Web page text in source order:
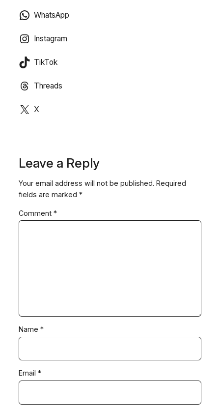
WhatsApp
Instagram
TikTok
Threads
X
Leave a Reply
Your email address will not be published. Required
fields are marked *
Comment *
Name *
Email *